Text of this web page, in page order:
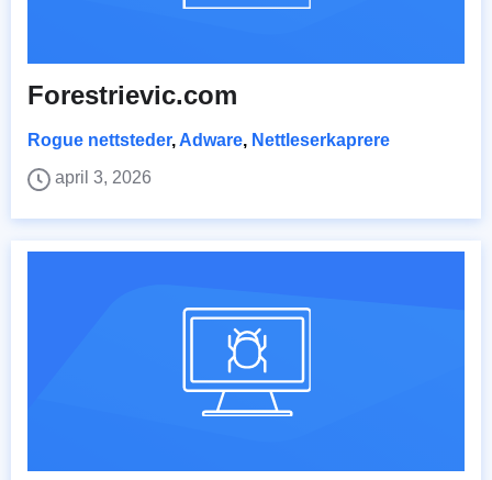
Forestrievic.com
Rogue nettsteder, Adware, Nettleserkaprere
april 3, 2026